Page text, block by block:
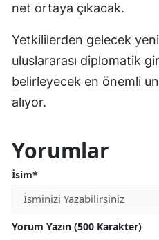
net ortaya çıkacak.
Yetkililerden gelecek
uluslararası diplomatik
belirleyecek en önemli
alıyor.
Yorumlar
İsim*
Yorum Yazın (500 Karakter)